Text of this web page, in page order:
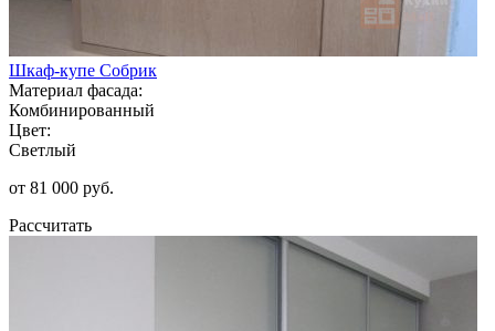
Шкаф-купе Собрик
Материал фасада:
Комбинированный
Цвет:
Светлый
от 81 000 руб.
Рассчитать